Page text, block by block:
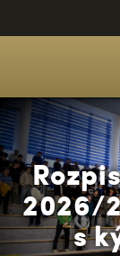
2026/
s